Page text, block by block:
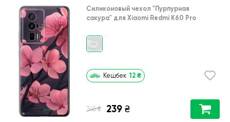
Силиконовый чехол "Пурпурная
сакура" для Xiaomi Redmi K60 Pro
Кешбек 12 ₴
345 ₴ 239 ₴